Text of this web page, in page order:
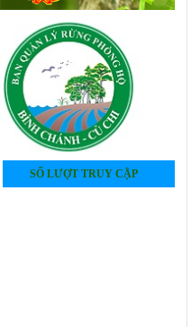
SỐ LƯỢT TRUY CẬP